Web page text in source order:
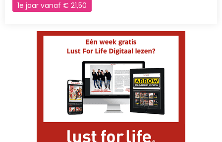
1e jaar vanaf € 21,50